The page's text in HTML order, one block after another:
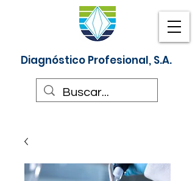
Diagnóstico Profesional, S.A.